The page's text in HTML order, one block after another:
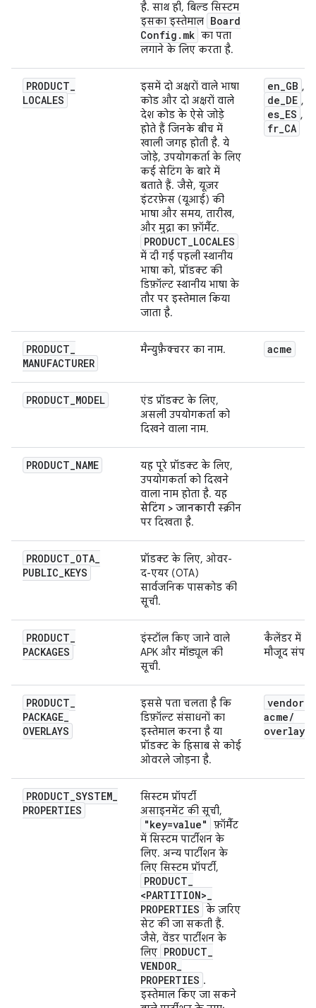
है. साथ ही, बिल्ड सिस्टम
इसका इस्तेमाल Board
Config . mk का पता
लगाने के लिए करता है.
PRODUCT_
LOCALES
इसमें दो अक्षरों वाले भाषा
कोड और दो अक्षरों वाले
देश कोड के ऐसे जोड़े
होते हैं जिनके बीच में
खाली जगह होती है. ये
जोड़े, उपयोगकर्ता के लिए
कई सेटिंग के बारे में
बताते हैं. जैसे, यूज़र
इंटरफ़ेस (यूआई) की
भाषा और समय, तारीख,
और मुद्रा का फ़ॉर्मैट.
PRODUCT_LOCALES
में दी गई पहली स्थानीय
भाषा को, प्रॉडक्ट की
डिफ़ॉल्ट स्थानीय भाषा के
तौर पर इस्तेमाल किया
जाता है.
en_GB ,
de_DE ,
es_ES ,
fr_CA
PRODUCT_
MANUFACTURER
मैन्युफ़ैक्चरर का नाम. acme
PRODUCT_MODEL
एंड प्रॉडक्ट के लिए,
असली उपयोगकर्ता को
दिखने वाला नाम.
PRODUCT_NAME
यह पूरे प्रॉडक्ट के लिए,
उपयोगकर्ता को दिखने
वाला नाम होता है. यह
सेटिंग > जानकारी स्क्रीन
पर दिखता है.
PRODUCT_OTA_
PUBLIC_KEYS
प्रॉडक्ट के लिए, ओवर-
द-एयर (OTA)
सार्वजनिक पासकोड की
सूची.
PRODUCT_
PACKAGES
इंस्टॉल किए जाने वाले
APK और मॉड्यूल की
सूची.
कैलेंडर में
मौजूद संपर्क
PRODUCT_
PACKAGE_
OVERLAYS
इससे पता चलता है कि
डिफ़ॉल्ट संसाधनों का
इस्तेमाल करना है या
प्रॉडक्ट के हिसाब से कोई
ओवरले जोड़ना है.
vendor
acme/
overlay
PRODUCT_SYSTEM_
PROPERTIES
सिस्टम प्रॉपर्टी
असाइनमेंट की सूची,
"key=value"
फ़ॉर्मैट
में सिस्टम पार्टीशन के
लिए. अन्य पार्टीशन के
लिए सिस्टम प्रॉपर्टी,
PRODUCT_
<PARTITION>_
PROPERTIES के ज़रिए
सेट की जा सकती हैं.
जैसे, वेंडर पार्टीशन के
लिए PRODUCT_
VENDOR_
PROPERTIES .
इस्तेमाल किए जा सकने